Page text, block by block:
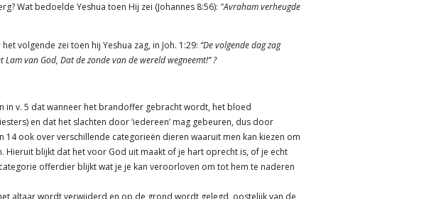
Wat bedoelde Yeshua toen Hij zei (Johannes 8:56): "Avraham verheugde
volgende zei toen hij Yeshua zag, in Joh. 1:29: ‘’De volgende dag zag
van God, Dat de zonde van de wereld wegneemt!’’ ?
in v. 5 dat wanneer het brandoffer gebracht wordt, het bloed
en dat het slachten door ‘iedereen’ mag gebeuren, dus door
14 ook over verschillende categorieën dieren waaruit men kan kiezen om
Hieruit blijkt dat het voor God uit maakt of je hart oprecht is, of je echt
offerdier blijkt wat je je kan veroorloven om tot hem te naderen
altaar wordt verwijderd en op de grond wordt gelegd, oostelijk van de